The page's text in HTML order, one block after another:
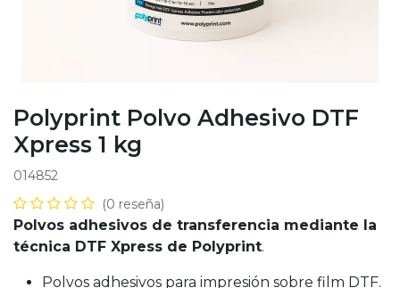
Polyprint Polvo Adhesivo DTF
Xpress 1 kg
014852
(0 reseña)
Polvos adhesivos de transferencia mediante la
técnica DTF Xpress de Polyprint.
Polvos adhesivos para impresión sobre film DTF.